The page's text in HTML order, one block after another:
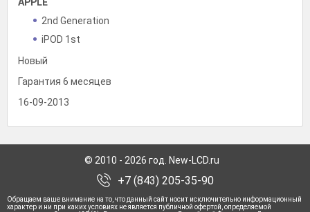
2nd Generation
iPOD 1st
Новый
Гарантия 6 месяцев
16-09-2013
© 2010 - 2026 год. New-LCD.ru
+7 (843) 205-35-90
Обращаем ваше внимание на то, что данный сайт носит исключительно информационный
характер и ни при каких условиях не является публичной офертой, определяемой